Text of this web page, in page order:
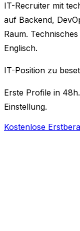
IT-Recruiter mit
auf Backend,
Raum.
Englisch.
IT-Position zu
Erste Profile in
Einstellung.
Kostenlose